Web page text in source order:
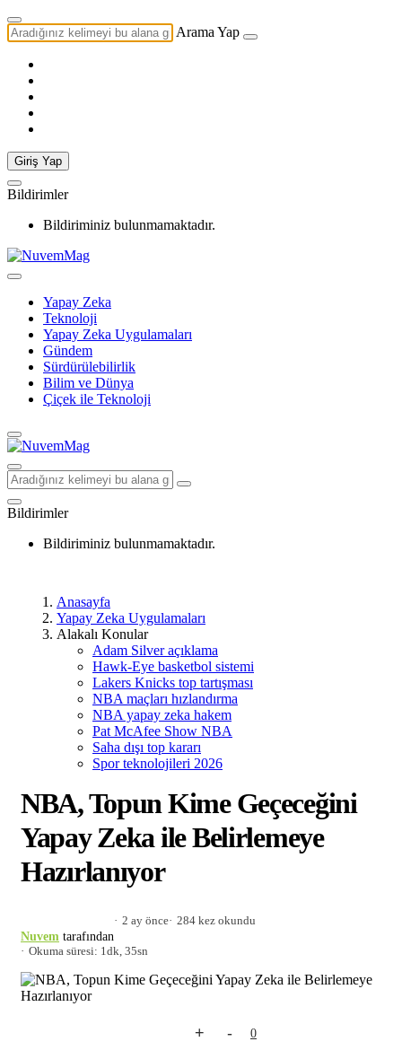
Arama Yap
Giriş Yap
Bildirimler
Bildiriminiz bulunmamaktadır.
Yapay Zeka
Teknoloji
Yapay Zeka Uygulamaları
Gündem
Sürdürülebilirlik
Bilim ve Dünya
Çiçek ile Teknoloji
Bildirimler
Bildiriminiz bulunmamaktadır.
Anasayfa
Yapay Zeka Uygulamaları
Alakalı Konular
Adam Silver açıklama
Hawk-Eye basketbol sistemi
Lakers Knicks top tartışması
NBA maçları hızlandırma
NBA yapay zeka hakem
Pat McAfee Show NBA
Saha dışı top kararı
Spor teknolojileri 2026
NBA, Topun Kime Geçeceğini
Yapay Zeka ile Belirlemeye
Hazırlanıyor
Nuvem tarafından
2 ay önce 284 kez okundu
Okuma süresi: 1dk, 35sn
+ - 0